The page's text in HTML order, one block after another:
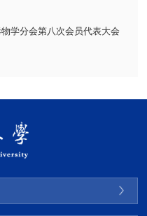
学分会第八次会员代表大会